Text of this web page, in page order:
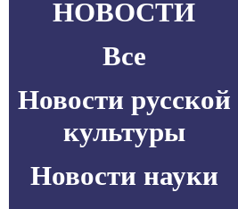
НОВОСТИ
Все
Новости русской
культуры
Новости науки